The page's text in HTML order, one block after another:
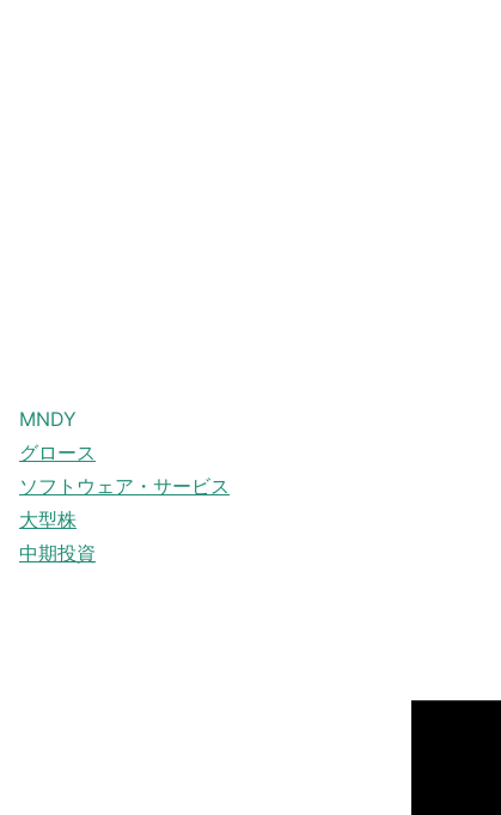
MNDY
グロース
ソフトウェア・サービス
大型株
中期投資